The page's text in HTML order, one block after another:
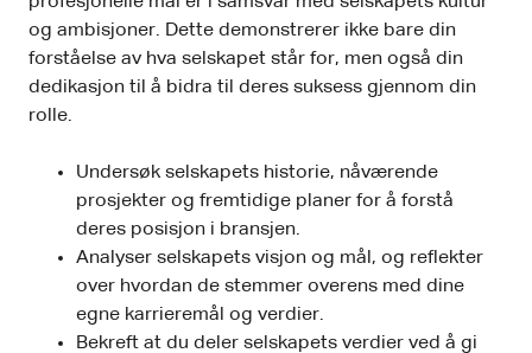
og ambisjoner. Dette demonstrerer ikke bare din
forståelse av hva selskapet står for, men også din
dedikasjon til å bidra til deres suksess gjennom din
rolle.
Undersøk selskapets historie, nåværende
prosjekter og fremtidige planer for å forstå
deres posisjon i bransjen.
Analyser selskapets visjon og mål, og reflekter
over hvordan de stemmer overens med dine
egne karrieremål og verdier.
Bekreft at du deler selskapets verdier ved å gi